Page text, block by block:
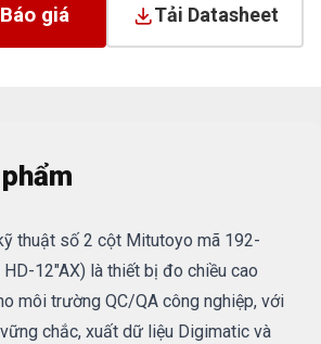
giá Tải Datasheet
thuật số 2 cột Mitutoyo mã 192-
12"AX) là thiết bị đo chiều cao
môi trường QC/QA công nghiệp, với
chắc, xuất dữ liệu Digimatic và